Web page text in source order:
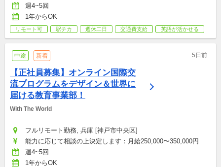
週4~5回
1年からOK
リモート可 駅チカ 週休二日 交通費支給 英語が活かせる
中途 新着 5日前
【正社員募集】オンライン国際交
流プログラムをデザイン＆世界に
届ける教育事業部！
With The World
フルリモート勤務, 兵庫 [神戸市中央区]
能力に応じて相談の上決定します：月給250,000〜350,000円
週4~5回
1年からOK